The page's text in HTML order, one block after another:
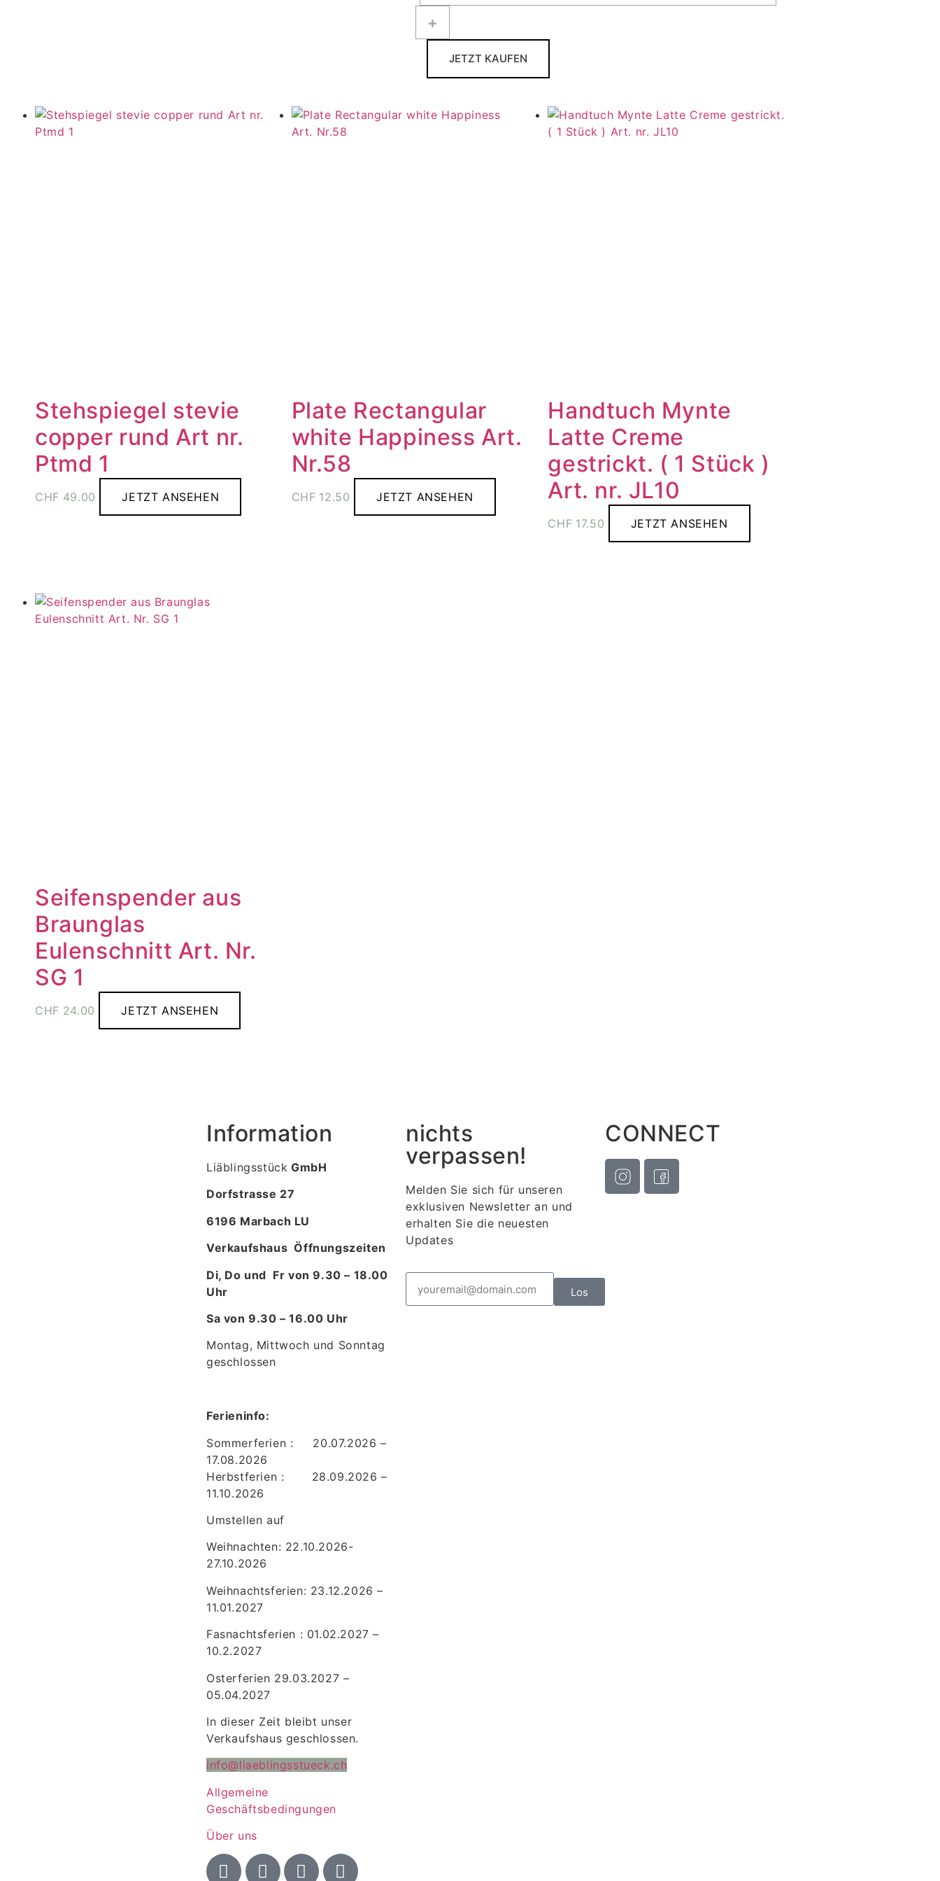
JETZT KAUFEN
Stehspiegel stevie
copper rund Art nr.
Ptmd 1
CHF 49.00 JETZT ANSEHEN
Plate Rectangular
white Happiness Art.
Nr.58
CHF 12.50 JETZT ANSEHEN
Handtuch Mynte
Latte Creme
gestrickt. ( 1 Stück )
Art. nr. JL10
CHF 17.50 JETZT ANSEHEN
Seifenspender aus
Braunglas
Eulenschnitt Art. Nr.
SG 1
CHF 24.00 JETZT ANSEHEN
Information
Liäblingsstück GmbH
Dorfstrasse 27
6196 Marbach LU
Verkaufshaus Öffnungszeiten
Di, Do und Fr von 9.30 – 18.00
Uhr
Sa von 9.30 – 16.00 Uhr
Montag, Mittwoch und Sonntag
geschlossen
Ferieninfo:
Sommerferien : 20.07.2026 –
17.08.2026
Herbstferien : 28.09.2026 –
11.10.2026
Umstellen auf
Weihnachten: 22.10.2026-
27.10.2026
Weihnachtsferien: 23.12.2026 –
11.01.2027
Fasnachtsferien : 01.02.2027 –
10.2.2027
Osterferien 29.03.2027 –
05.04.2027
In dieser Zeit bleibt unser
Verkaufshaus geschlossen.
info@liaeblingsstueck.ch
Allgemeine
Geschäftsbedingungen
Über uns
nichts
verpassen!
Melden Sie sich für unseren
exklusiven Newsletter an und
erhalten Sie die neuesten
Updates
Los
CONNECT